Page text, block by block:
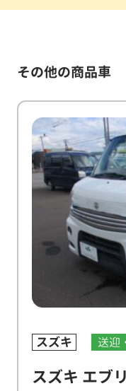
その他の商品車
スズキ 送迎
スズキ エブ